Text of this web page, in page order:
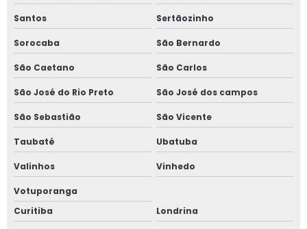
Porta etiqueta de preço
Porta etiqueta plástica transparente
Porta etiquetas magnético
Porta etiquetas para gôndolas
Porta etiquetas para prateleiras
Porta etiquetas para prateleiras de supermercado
Santos Sertãozinho
Sorocaba São Bernardo
São Caetano São Carlos
São José do Rio Preto São José dos campos
São Sebastião São Vicente
Taubaté Ubatuba
Valinhos Vinhedo
Votuporanga
Curitiba
Londrina